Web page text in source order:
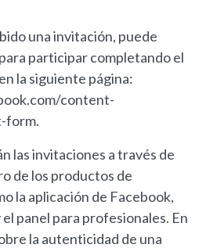
una invitación, puede
participar completando el
la siguiente página:
content-
form.
las invitaciones a través de
de los productos de
la aplicación de Facebook,
panel para profesionales. En
la autenticidad de una